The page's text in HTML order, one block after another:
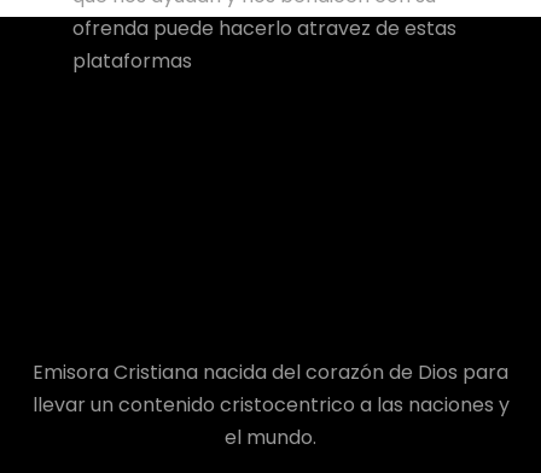
ofrenda puede hacerlo atravez de estas
plataformas
Emisora Cristiana nacida del corazón de Dios para
llevar un contenido cristocentrico a las naciones y
el mundo.